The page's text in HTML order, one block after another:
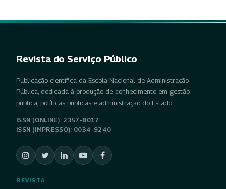
Revista do Serviço Público
Publicação científica da Escola Nacional de Administração
Pública, dedicada à produção de conhecimento em gestão
pública, políticas públicas e administração do Estado.
ISSN (ONLINE): 2357-8017
ISSN (IMPRESSO): 0034-9240
REVISTA